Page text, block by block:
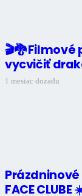
🎬🐉
vycvičiť
1 mesiac dozadu
FACE CLUBE